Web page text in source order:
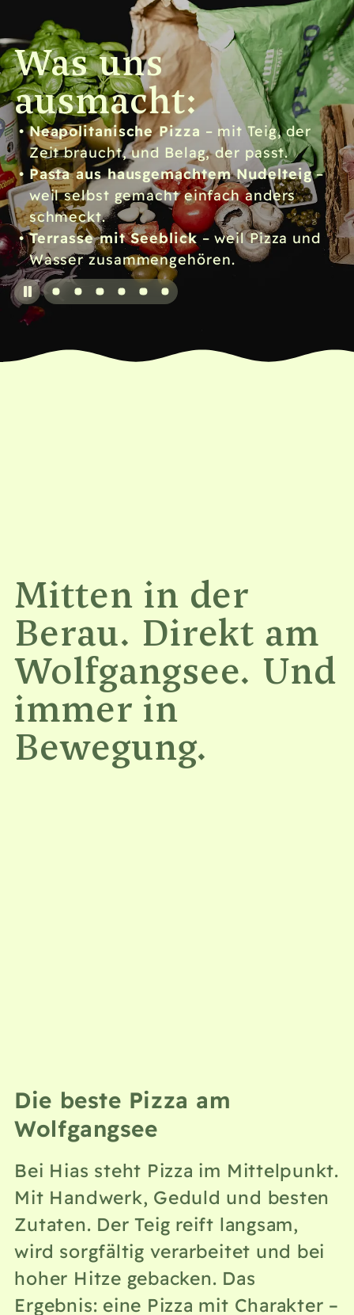
Was uns
ausmacht:
Neapolitanische Pizza – mit Teig, der
Zeit braucht, und Belag, der passt.
Pasta aus hausgemachtem Nudelteig–
weil selbst gemacht einfach anders
schmeckt.
Terrasse mit Seeblick– weil Pizza und
Wasser zusammengehören.
Mitten in der
Berau. Direkt am
Wolfgangsee. Und
immer in
Bewegung.
Die beste Pizza am
Wolfgangsee
Bei Hias steht Pizza im Mittelpunkt.
Mit Handwerk, Geduld und besten
Zutaten. Der Teig reift langsam,
wird sorgfältig verarbeitet und bei
hoher Hitze gebacken. Das
Ergebnis: eine Pizza mit Charakter –